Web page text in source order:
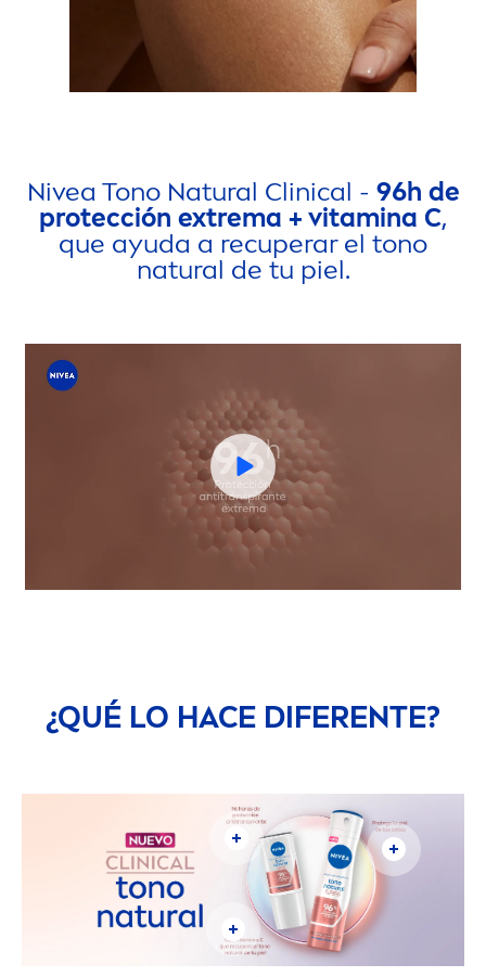
Nivea Tono Natural Clinical - 96h de
protección extrema + vitamina C,
que ayuda a recuperar el tono
natural de tu piel.
¿QUÉ LO HACE DIFERENTE?